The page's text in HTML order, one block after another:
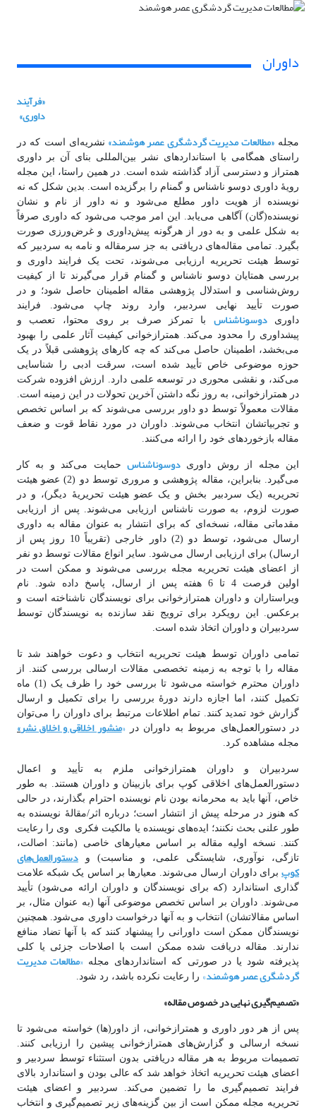
داوران
«فرآیند
داوری»
مجله«مطالعات مدیریت گردشگری عصر هوشمند» نشریه‌ای است که در
راستای همگامی با استانداردهای نشر بین‌المللی بنای آن بر داوری
همتراز و دسترسی آزاد گذاشته شده است. در همین راستا، این مجله
رویۀ داوری دوسو ناشناس و گمنام را برگزیده است. بدین شکل که نه
نویسنده از هویت داور مطلع می‌شود و نه داور از نام و نشان
نویسنده(گان) آگاهی می‌یابد. این امر موجب می‌شود که داوری صرفاً
به شکل علمی و به دور از هرگونه پیش‌داوری و غرض‌ورزی صورت
بگیرد. تمامی مقاله‌های دریافتی به جز سرمقاله و نامه به سردبیر که
توسط هیئت تحریریه ارزیابی می‌شوند، تحت یک فرایند داوری و
بررسی همتایان دوسو ناشناس و گمنام قرار می‌گیرند تا از کیفیت
روش‌شناسی و استدلال پژوهشی مقاله اطمینان حاصل شود؛ و در
صورت تأیید نهایی سردبیر، وارد روند چاپ می‌شود. فرایند
داوریدوسوناشناس با تمرکز صرف بر روی محتوا، تعصب و
پیشداوری را محدود می‌کند. همترازخوانی کیفیت آثار علمی را بهبود
می‌بخشد، اطمینان حاصل می‌کند که چه کارهای پژوهشی قبلاً در یک
حوزه موضوعی خاص تأیید شده است، سرقت ادبی را شناسایی
می‌کند، و نقشی محوری در توسعه علمی دارد. ارزش افزوده شرکت
در همترازخوانی، به روز نگه داشتن آخرین تحولات در این زمینه است.
مقالات معمولاً توسط دو داور بررسی می‌شوند که بر اساس تخصص
و تجربیاتشان انتخاب می‌شوند. داوران در مورد نقاط قوت و ضعف
مقاله بازخوردهای خود را ارائه می‌کنند.
این مجله از روش داوری دوسوناشناس حمایت می‌کند و به کار
می‌گیرد. بنابراین، مقاله پژوهشی و مروری توسط دو (2) عضو هیئت
تحریریه (یک سردبیر بخش و یک عضو هیئت تحریریۀ دیگر)، و در
صورت لزوم، به صورت ناشناس ارزیابی می‌شوند. پس از ارزیابی
مقدماتی مقاله، نسخه‌ای که برای انتشار به عنوان مقاله به داوری
ارسال می‌شود، توسط دو (2) داور خارجی (تقریباً 10 روز پس از
ارسال) برای ارزیابی ارسال می‌شود. سایر انواع مقالات توسط دو نفر
از اعضای هیئت تحریریه مجله بررسی می‌شوند و ممکن است در
اولین فرصت 4 تا 6 هفته پس از ارسال، پاسخ داده شود. نام
ویراستاران و داوران همترازخوانی برای نویسندگان ناشناخته است و
برعکس. این رویکرد برای ترویج نقد سازنده به نویسندگان توسط
سردبیران و داوران اتخاذ شده است.
تمامی داوران توسط هیئت تحریریه انتخاب و دعوت خواهند شد تا
مقاله را با توجه به زمینه تخصصی مقالات ارسالی بررسی کنند. از
داوران محترم خواسته می‌شود تا بررسی خود را ظرف یک (1) ماه
تکمیل کنند، اما اجازه دارند دورۀ بررسی را برای تکمیل و ارسال
گزارش خود تمدید کنند. تمام اطلاعات مرتبط برای داوران را می‌توان
در دستورالعمل‌های مربوط به داوران در«منشور اخلاقی و اخلاق نشر»
مجله مشاهده کرد.
سردبیران و داوران همترازخوانی ملزم به تأیید و اعمال
دستورالعمل‌های اخلاقی کوپ برای بازبینان و داوران هستند. به طور
خاص، آنها باید به محرمانه بودن نام نویسنده احترام بگذارند، در حالی
که هنوز در مرحله پیش از انتشار است؛ درباره اثر/مقالۀ نویسنده به
طور علنی بحث نکنند؛ ایده‌های نویسنده یا مالکیت فکری وی را رعایت
کنند. نسخه اولیه مقاله بر اساس معیارهای خاصی (مانند: اصالت،
تازگی، نوآوری، شایستگی علمی، و مناسبت) و دستورالعمل‌های
کوپ برای داوران ارسال می‌شوند. معیارها بر اساس یک شبکه علامت
گذاری استاندارد (که برای نویسندگان و داوران ارائه می‌شود) تأیید
می‌شوند. داوران بر اساس تخصص موضوعی آنها (به عنوان مثال، بر
اساس مقالاتشان) انتخاب و به آنها درخواست داوری می‌شود. همچنین
نویسندگان ممکن است داورانی را پیشنهاد کنند که با آنها تضاد منافع
ندارند. مقاله دریافت شده ممکن است با اصلاحات جزئی یا کلی
پذیرفته شود یا در صورتی که استانداردهای مجله «مطالعات مدیریت
گردشگری عصر هوشمند» را رعایت نکرده باشد، رد شود.
«تصمیمگیری نهایی در خصوص مقاله»
پس از هر دور داوری و همترازخوانی، از داور(ها) خواسته می‌شود تا
نسخه ارسالی و گزارش‌های همترازخوانی پیشین را ارزیابی کنند.
تصمیمات مربوط به هر مقاله دریافتی بدون استثناء توسط سردبیر و
اعضای هیئت تحریریه اتخاذ خواهد شد که عالی بودن و استاندارد بالای
فرایند تصمیم‌گیری ما را تضمین می‌کند. سردبیر و اعضای هیئت
تحریریه مجله ممکن است از بین گزینه‌های زیر تصمیم‌گیری و انتخاب